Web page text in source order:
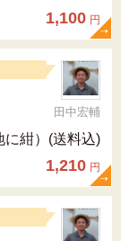
1,100 円
田中宏輔
に紺）(送料込)
1,210 円